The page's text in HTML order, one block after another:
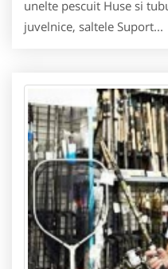
unelte pescuit Huse si
juvelnice, saltele Suport...